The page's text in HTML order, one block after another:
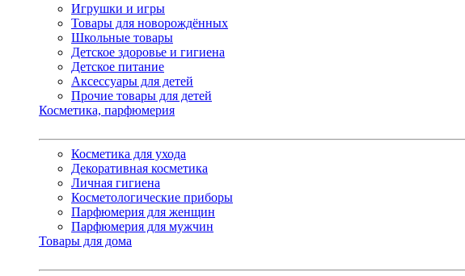
Игрушки и игры
Товары для новорождённых
Школьные товары
Детское здоровье и гигиена
Детское питание
Аксессуары для детей
Прочие товары для детей
Косметика, парфюмерия
Косметика для ухода
Декоративная косметика
Личная гигиена
Косметологические приборы
Парфюмерия для женщин
Парфюмерия для мужчин
Товары для дома